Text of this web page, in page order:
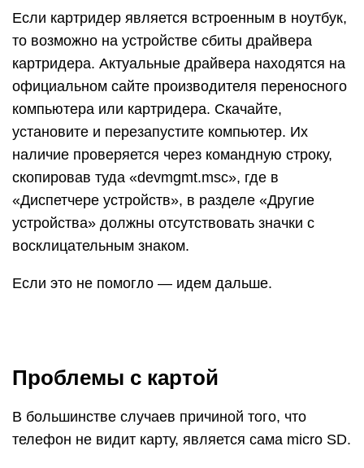
Если картридер является встроенным в ноутбук,
то возможно на устройстве сбиты драйвера
картридера. Актуальные драйвера находятся на
официальном сайте производителя переносного
компьютера или картридера. Скачайте,
установите и перезапустите компьютер. Их
наличие проверяется через командную строку,
скопировав туда «devmgmt.msc», где в
«Диспетчере устройств», в разделе «Другие
устройства» должны отсутствовать значки с
восклицательным знаком.
Если это не помогло — идем дальше.
Проблемы с картой
В большинстве случаев причиной того, что
телефон не видит карту, является сама micro SD.